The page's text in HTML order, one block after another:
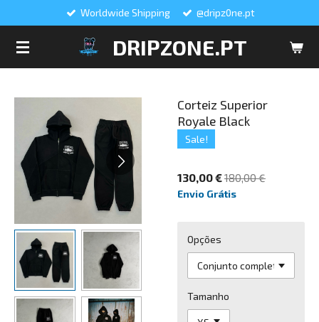
DRIPZONE.PT
Worldwide Shipping @dripz0ne.pt
Corteiz Superior
Royale Black
Sale!
130,00 €180,00 €
Envio Grátis
Opções
Tamanho